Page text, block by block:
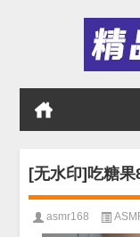
[无水印]吃糖果
asmr168